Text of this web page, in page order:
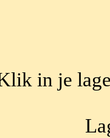
in je